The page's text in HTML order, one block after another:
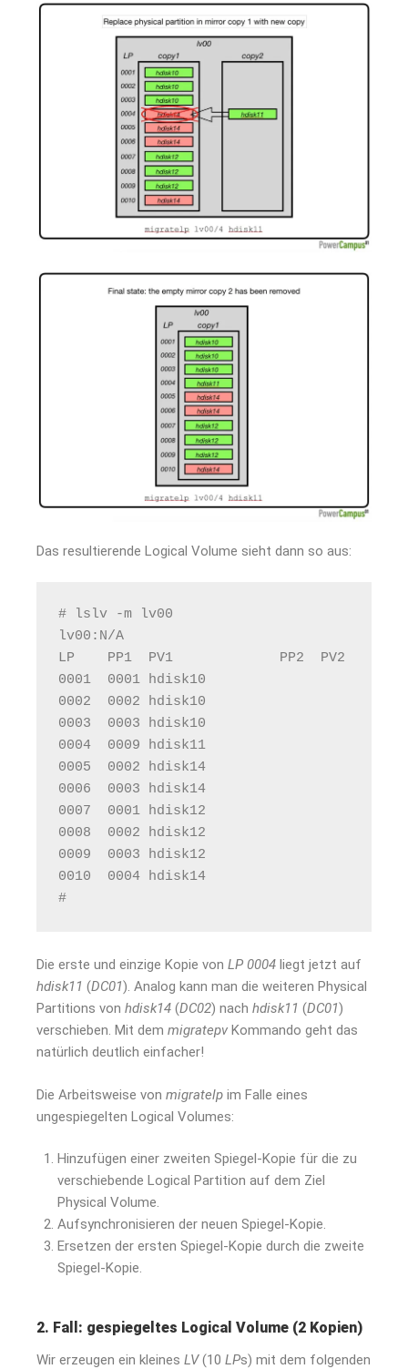
Das resultierende Logical Volume sieht dann so aus:
# lslv -m lv00
lv00:N/A
LP    PP1  PV1             PP2  PV2
0001  0001 hdisk10
0002  0002 hdisk10
0003  0003 hdisk10
0004  0009 hdisk11
0005  0002 hdisk14
0006  0003 hdisk14
0007  0001 hdisk12
0008  0002 hdisk12
0009  0003 hdisk12
0010  0004 hdisk14
#
Die erste und einzige Kopie von LP 0004 liegt jetzt auf
hdisk11 (DC01). Analog kann man die weiteren Physical
Partitions von hdisk14 (DC02) nach hdisk11 (DC01)
verschieben. Mit dem migratepv Kommando geht das
natürlich deutlich einfacher!
Die Arbeitsweise von migratelp im Falle eines
ungespiegelten Logical Volumes:
Hinzufügen einer zweiten Spiegel-Kopie für die zu
verschiebende Logical Partition auf dem Ziel
Physical Volume.
Aufsynchronisieren der neuen Spiegel-Kopie.
Ersetzen der ersten Spiegel-Kopie durch die zweite
Spiegel-Kopie.
2. Fall: gespiegeltes Logical Volume (2 Kopien)
Wir erzeugen ein kleines LV(10 LPs) mit dem folgenden